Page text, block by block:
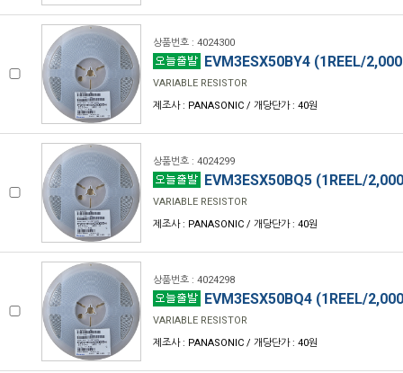
상품번호 : 4024300
EVM3ESX50BY4 (1REEL/
VARIABLE RESISTOR
제조사 : PANASONIC / 개당단가 : 40원
상품번호 : 4024299
EVM3ESX50BQ5 (1REEL/
VARIABLE RESISTOR
제조사 : PANASONIC / 개당단가 : 40원
상품번호 : 4024298
EVM3ESX50BQ4 (1REEL/
VARIABLE RESISTOR
제조사 : PANASONIC / 개당단가 : 40원